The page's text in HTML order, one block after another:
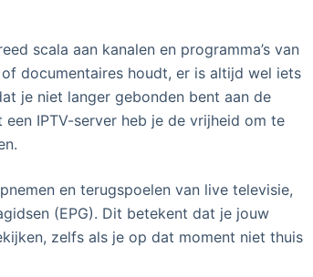
scala aan kanalen en programma’s van
documentaires houdt, er is altijd wel iets
je niet langer gebonden bent aan de
IPTV-server heb je de vrijheid om te
en terugspoelen van live televisie,
(EPG). Dit betekent dat je jouw
zelfs als je op dat moment niet thuis